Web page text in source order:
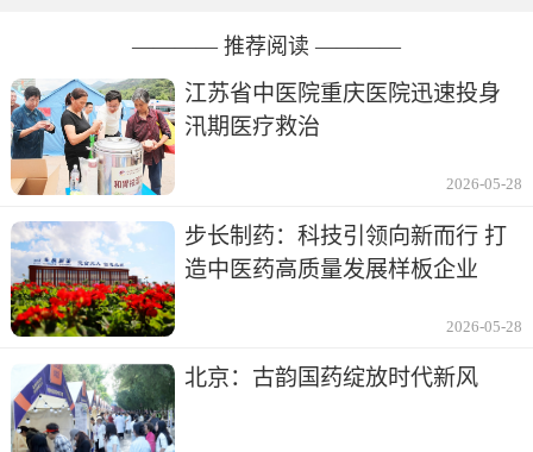
———— 推荐阅读 ————
江苏省中医院重庆医院迅速投身
汛期医疗救治
2026-05-28
步长制药：科技引领向新而行 打
造中医药高质量发展样板企业
2026-05-28
北京：古韵国药绽放时代新风